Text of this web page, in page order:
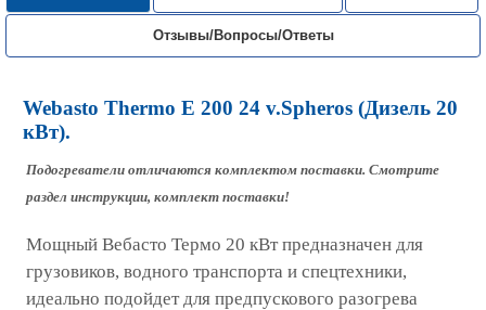
Отзывы/Вопросы/Ответы
Webasto Thermo E 200 24 v.Spheros (Дизель 20
кВт).
Подогреватели отличаются комплектом поставки. Смотрите
раздел инструкции, комплект поставки!
Мощный Вебасто Термо 20 кВт предназначен для
грузовиков, водного транспорта и спецтехники,
идеально подойдет для предпускового разогрева